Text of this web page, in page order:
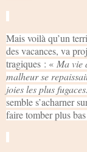
Mais voilà qu’un
des vacances, va
tragiques : «Ma vie
malheur se
joies les plus
semble s’acharner
faire tomber plus